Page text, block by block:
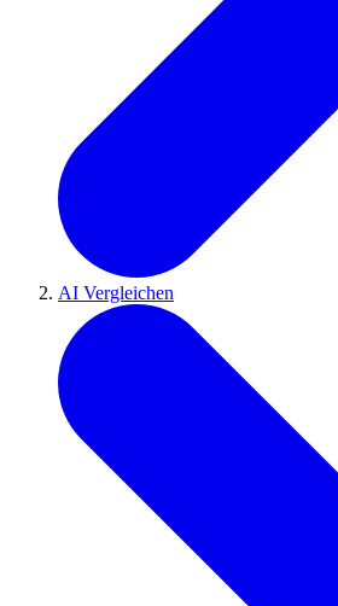
AI Vergleichen